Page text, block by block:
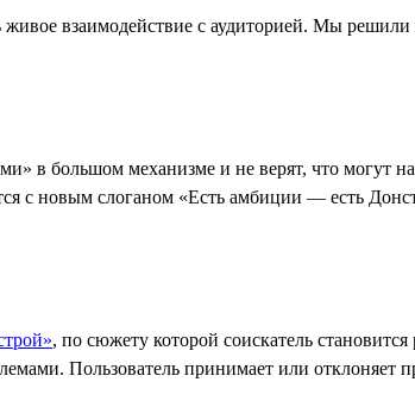
взаимодействие с аудиторией. Мы
в большом механизме и не верят, что могут
с новым слоганом «Есть амбиции — есть
, по сюжету которой соискатель
Пользователь принимает или отклоняет